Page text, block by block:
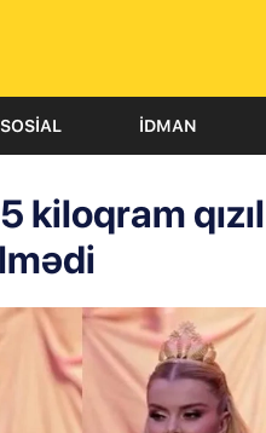
SOSIAL İDMAN
kiloqram qızıl